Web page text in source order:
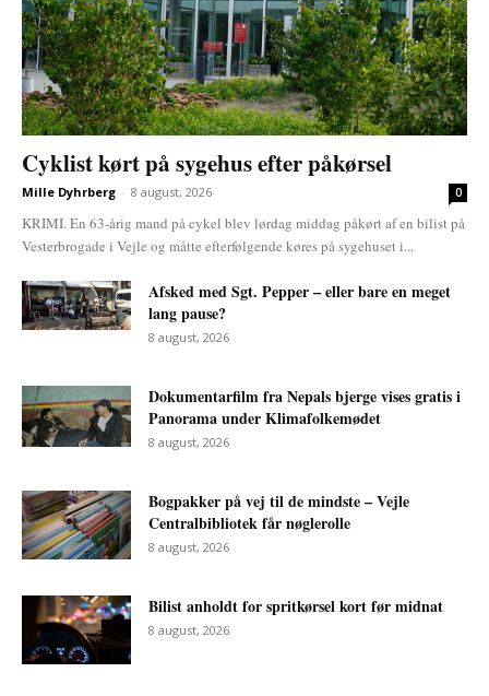
Cyklist kørt på sygehus efter påkørsel
Mille Dyhrberg - 8 august, 2026 0
KRIMI. En 63-årig mand på cykel blev lørdag middag påkørt af en bilist på
Vesterbrogade i Vejle og måtte efterfølgende køres på sygehuset i...
Afsked med Sgt. Pepper – eller bare en meget
lang pause?
8 august, 2026
Dokumentarfilm fra Nepals bjerge vises gratis i
Panorama under Klimafolkemødet
8 august, 2026
Bogpakker på vej til de mindste – Vejle
Centralbibliotek får nøglerolle
8 august, 2026
Bilist anholdt for spritkørsel kort før midnat
8 august, 2026